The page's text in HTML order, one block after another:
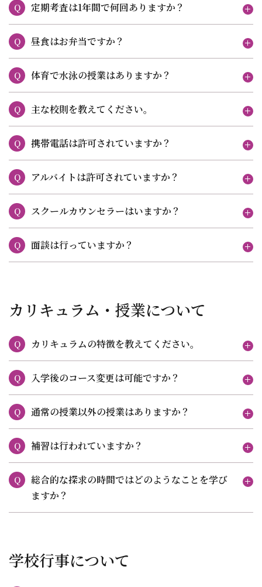
Q 定期考査は1年間で何回ありますか？
Q 昼食はお弁当ですか？
Q 体育で水泳の授業はありますか？
Q 主な校則を教えてください。
Q 携帯電話は許可されていますか？
Q アルバイトは許可されていますか？
Q スクールカウンセラーはいますか？
Q 面談は行っていますか？
カリキュラム・授業について
Q カリキュラムの特徴を教えてください。
Q 入学後のコース変更は可能ですか？
Q 通常の授業以外の授業はありますか？
Q 補習は行われていますか？
Q
総合的な探求の時間ではどのようなことを学び
ますか？
学校行事について